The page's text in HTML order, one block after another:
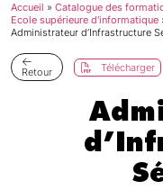
Accueil » Catalogue des
Ecole supérieure d'informatique
Administrateur d’Infrastructure
Retour Télécharger